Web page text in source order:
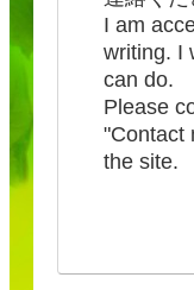
I am
writing. I
can do.
Please
"Contact
the site.